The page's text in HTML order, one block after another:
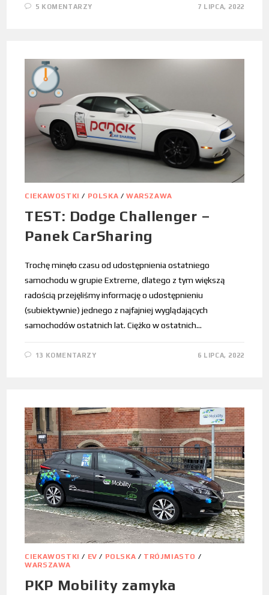
5 KOMENTARZY 7 LIPCA, 2022
CIEKAWOSTKI / POLSKA /WARSZAWA
TEST: Dodge Challenger –
Panek CarSharing
Trochę minęło czasu od udostępnienia ostatniego
samochodu w grupie Extreme, dlatego z tym większą
radością przejęliśmy informację o udostępnieniu
(subiektywnie) jednego z najfajniej wyglądających
samochodów ostatnich lat. Ciężko w ostatnich…
13 KOMENTARZY 6 LIPCA, 2022
CIEKAWOSTKI / EV / POLSKA / TRÓJMIASTO /
WARSZAWA
PKP Mobility zamyka